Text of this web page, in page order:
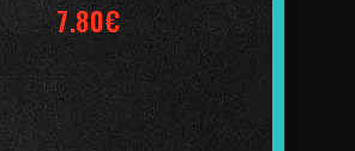
7.80€